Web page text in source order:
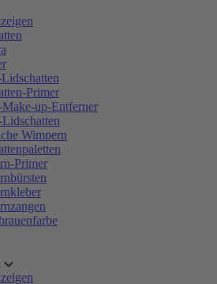
Primer
up-Entferner
Wimpern
Primer